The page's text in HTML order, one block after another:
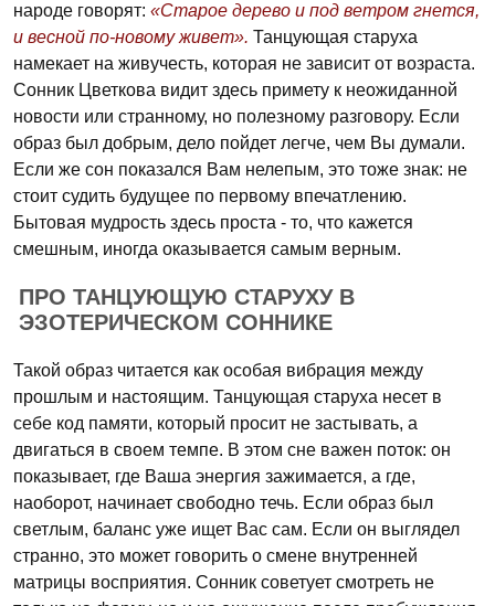
народе говорят: «Старое дерево и под ветром гнется,
и весной по-новому живет». Танцующая старуха
намекает на живучесть, которая не зависит от возраста.
Сонник Цветкова видит здесь примету к неожиданной
новости или странному, но полезному разговору. Если
образ был добрым, дело пойдет легче, чем Вы думали.
Если же сон показался Вам нелепым, это тоже знак: не
стоит судить будущее по первому впечатлению.
Бытовая мудрость здесь проста - то, что кажется
смешным, иногда оказывается самым верным.
ПРО ТАНЦУЮЩУЮ СТАРУХУ В
ЭЗОТЕРИЧЕСКОМ СОННИКЕ
Такой образ читается как особая вибрация между
прошлым и настоящим. Танцующая старуха несет в
себе код памяти, который просит не застывать, а
двигаться в своем темпе. В этом сне важен поток: он
показывает, где Ваша энергия зажимается, а где,
наоборот, начинает свободно течь. Если образ был
светлым, баланс уже ищет Вас сам. Если он выглядел
странно, это может говорить о смене внутренней
матрицы восприятия. Сонник советует смотреть не